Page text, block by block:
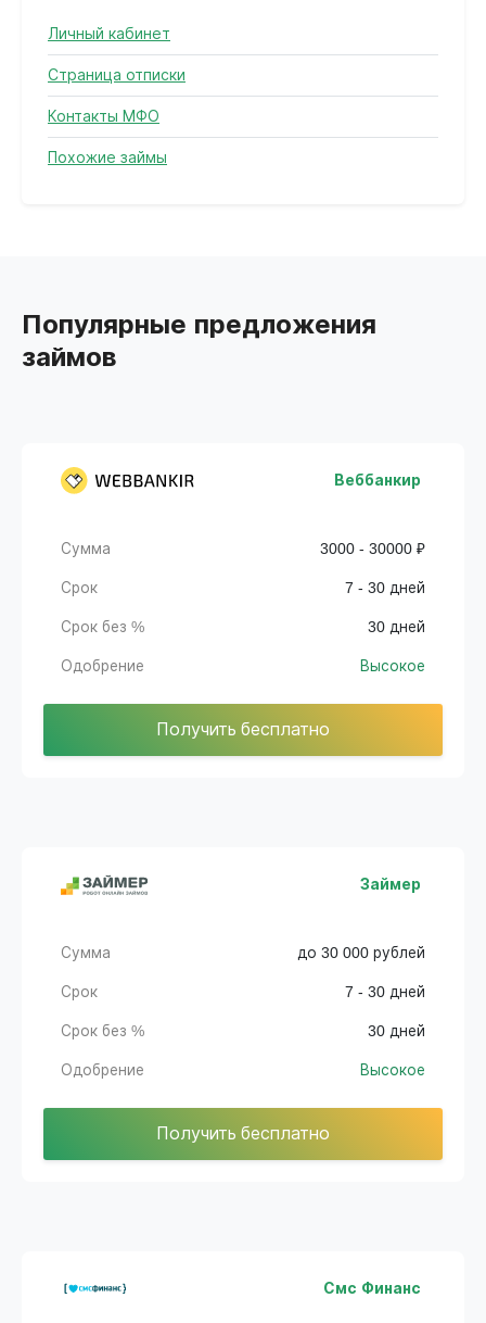
Личный кабинет
Страница отписки
Контакты МФО
Похожие займы
Популярные предложения
займов
Веббанкир
Сумма 3000 - 30000 ₽
Срок 7 - 30 дней
Срок без % 30 дней
Одобрение Высокое
Получить бесплатно
Займер
Сумма до 30 000 рублей
Срок 7 - 30 дней
Срок без % 30 дней
Одобрение Высокое
Получить бесплатно
Смс Финанс